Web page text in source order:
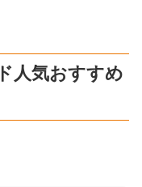
人気おすすめ